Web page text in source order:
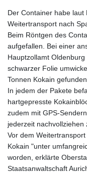
Der Container habe
Weitertransport nach
Beim Röntgen des
aufgefallen. Bei einer
Hauptzollamt
schwarzer Folie
Tonnen Kokain
In jedem der Pakete
hartgepresste
zudem mit GPS-
jederzeit nachvollziehen
Vor dem
Kokain "unter
worden, erklärte
Staatsanwaltschaft